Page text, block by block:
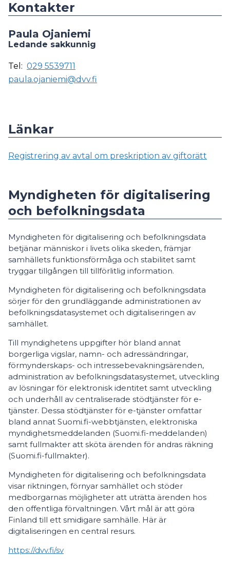
Kontakter
Paula Ojaniemi
Ledande sakkunnig
Tel: 029 5539711
paula.ojaniemi@dvv.fi
Länkar
Registrering av avtal om preskription av giftorätt
Myndigheten för digitalisering
och befolkningsdata
Myndigheten för digitalisering och befolkningsdata
betjänar människor i livets olika skeden, främjar
samhällets funktionsförmåga och stabilitet samt
tryggar tillgången till tillförlitlig information.
Myndigheten för digitalisering och befolkningsdata
sörjer för den grundläggande administrationen av
befolkningsdatasystemet och digitaliseringen av
samhället.
Till myndighetens uppgifter hör bland annat
borgerliga vigslar, namn- och adressändringar,
förmynderskaps- och intressebevakningsärenden,
administration av befolkningsdatasystemet, utveckling
av lösningar för elektronisk identitet samt utveckling
och underhåll av centraliserade stödtjänster för e-
tjänster. Dessa stödtjänster för e-tjänster omfattar
bland annat Suomi.fi-webbtjänsten, elektroniska
myndighetsmeddelanden (Suomi.fi-meddelanden)
samt fullmakter att sköta ärenden för andras räkning
(Suomi.fi-fullmakter).
Myndigheten för digitalisering och befolkningsdata
visar riktningen, förnyar samhället och stöder
medborgarnas möjligheter att uträtta ärenden hos
den offentliga förvaltningen. Vårt mål är att göra
Finland till ett smidigare samhälle. Här är
digitaliseringen en central resurs.
https://dvv.fi/sv